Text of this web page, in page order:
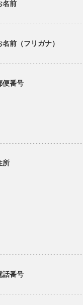
名前
名前（フリガナ）
便番号
所
話番号